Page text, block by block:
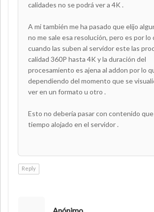
calidades no se podrá ver a 4K .
A mi también me ha pasado que elijo
no me sale esa resolución, pero es por lo
cuando las suben al servidor este las
calidad 360P hasta 4K y la duración del
procesamiento es ajena al addon por lo
dependiendo del momento que se
ver en un formato u otro .
Esto no debería pasar con contenido
tiempo alojado en el servidor .
Reply